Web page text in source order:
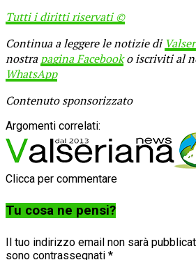
Tutti i diritti riservati ©
Continua a leggere le notizie di
nostrapagina Facebooko iscriviti al
WhatsApp
Contenuto sponsorizzato
Argomenti correlati:
Clicca per commentare
Tu cosa ne pensi?
Il tuo indirizzo email non sarà
sono contrassegnati *